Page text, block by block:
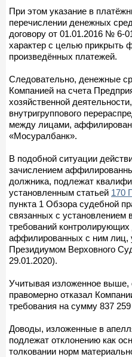
При этом указание в
перечислении денежных
договору от 01.01.2016 № 6-
характер с целью прикрыть
произведённых платежей.
Следовательно, денежные
Компанией на счета
хозяйственной
внутригруппового
между лицами,
«Мосуралбанк».
В подобной ситуации
зачислением
должника, подлежат
установленным статьей 170
пункта 1 Обзора судебной
связанных с установлением
требований
аффилированных с ним лиц,
Президиумом Верховного
29.01.2020).
Учитывая изложенное выше,
правомерно отказал
требования на сумму 837
Доводы, изложенные в
подлежат отклонению как
толковании норм